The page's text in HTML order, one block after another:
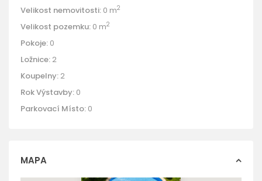
Velikost nemovitosti: 0 m2
Velikost pozemku: 0 m2
Pokoje: 0
Ložnice: 2
Koupelny: 2
Rok Výstavby: 0
Parkovací Místo: 0
MAPA